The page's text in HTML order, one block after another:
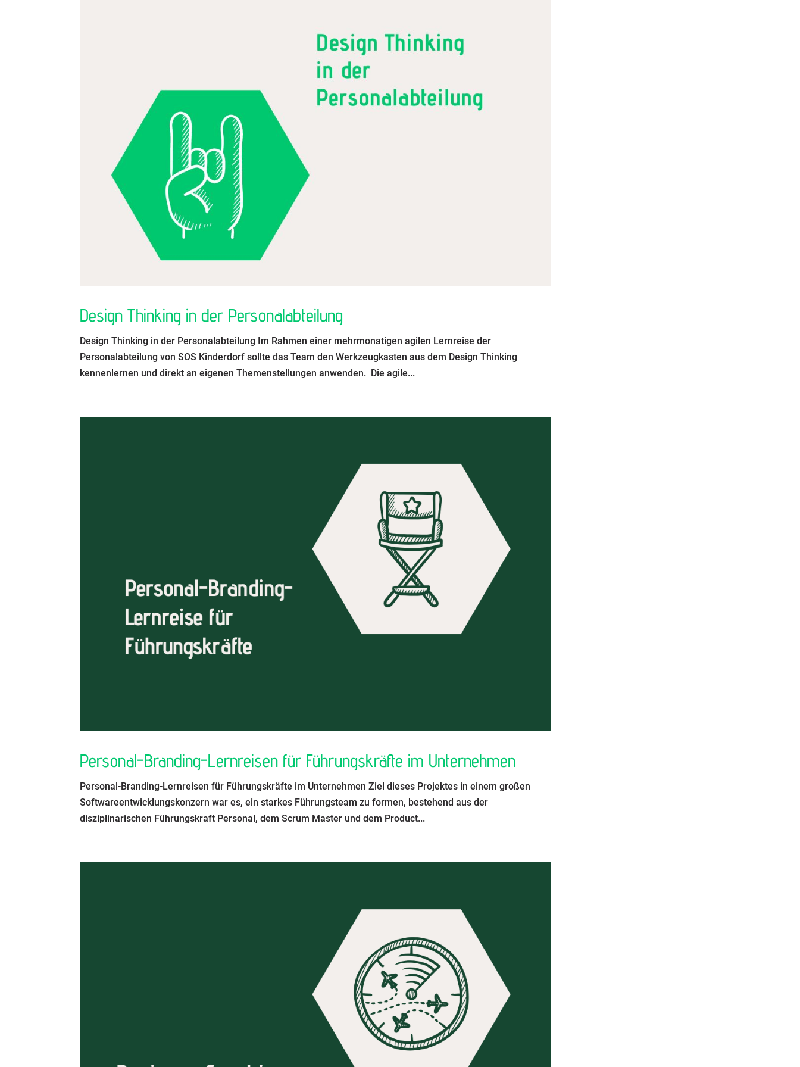
Design Thinking in der Personalabteilung
Design Thinking in der Personalabteilung Im Rahmen einer mehrmonatigen agilen Lernreise der
Personalabteilung von SOS Kinderdorf sollte das Team den Werkzeugkasten aus dem Design Thinking
kennenlernen und direkt an eigenen Themenstellungen anwenden. Die agile...
Personal-Branding-Lernreisen für Führungskräfte im Unternehmen
Personal-Branding-Lernreisen für Führungskräfte im Unternehmen Ziel dieses Projektes in einem großen
Softwareentwicklungskonzern war es, ein starkes Führungsteam zu formen, bestehend aus der
disziplinarischen Führungskraft Personal, dem Scrum Master und dem Product...